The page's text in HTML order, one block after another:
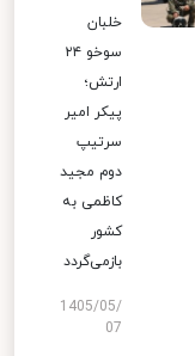
خلبان
سوخو ۲۴
ارتش؛
پیکر امیر
سرتیپ
دوم مجید
کاظمی به
کشور
بازمی‌گردد
1405/05/
07